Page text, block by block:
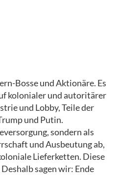
Bosse und Aktionäre. Es
kolonialer und autoritärer
und Lobby, Teile der
und Putin.
sondern als
und Ausbeutung ab,
Lieferketten. Diese
sagen wir: Ende